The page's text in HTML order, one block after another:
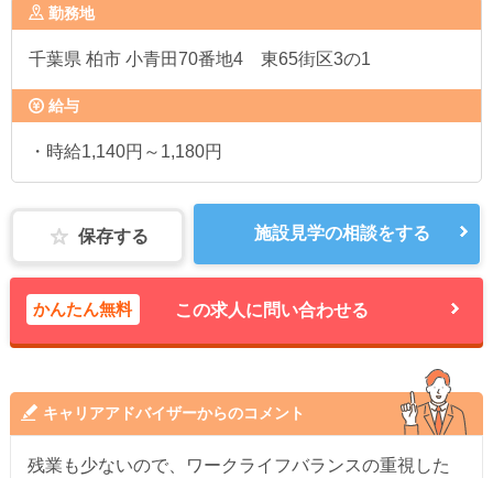
勤務地
千葉県 柏市 小青田70番地4 東65街区3の1
給与
・時給1,140円～1,180円
保存する 施設見学の相談をする
かんたん無料 この求人に問い合わせる
キャリアアドバイザーからのコメント
残業も少ないので、ワークライフバランスの重視した